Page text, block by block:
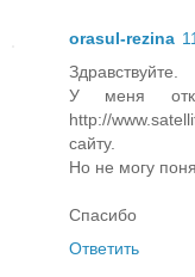
orasul-rezina
Здравствуйте.
У меня
http://
сайту.
Но не могу
Спасибо
Ответить